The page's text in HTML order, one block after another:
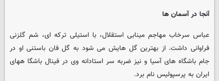
آنجا در آسمان ها
عباس سرخاب مهاجم مینابی استقلال، با استیلی ترکه ای، شم گلزنی
فراوانی داشت. از بهترین گل هایش می شود به گل فان باستنی او در
جام باشگاه های آسیا و نیز ضربه سر استادانه وی در فینال باشگا ههای
ایران به پرسپولیس نام برد.